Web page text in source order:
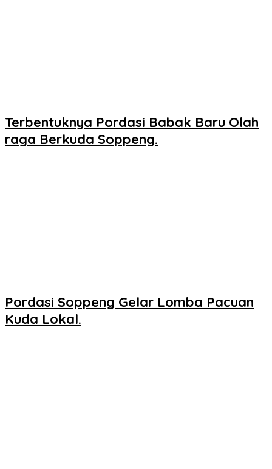
Terbentuknya Pordasi Babak Baru Olah
raga Berkuda Soppeng.
Pordasi Soppeng Gelar Lomba Pacuan
Kuda Lokal.